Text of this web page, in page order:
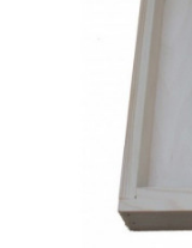
Оформление заказа